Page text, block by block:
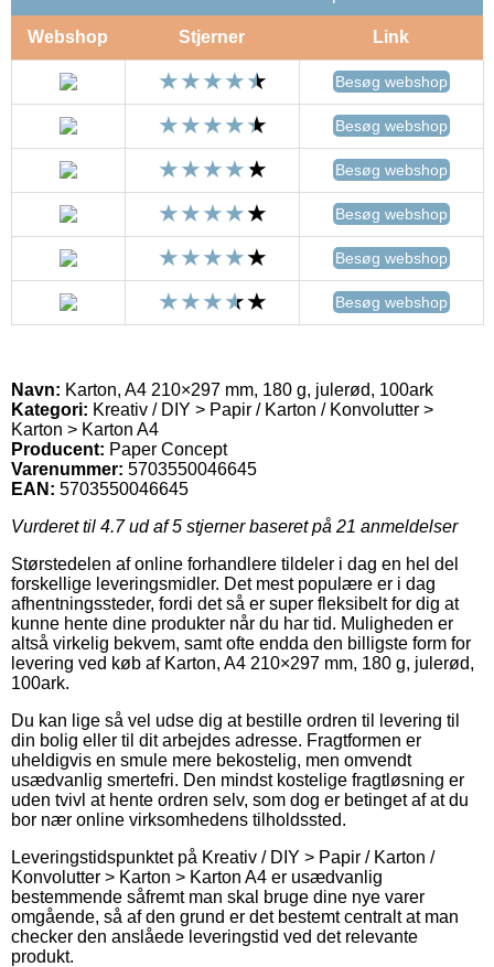
Webshop Stjerner Link
Besøg webshop
Besøg webshop
Besøg webshop
Besøg webshop
Besøg webshop
Besøg webshop
Navn: Karton, A4 210×297 mm, 180 g, julerød, 100ark
Kategori: Kreativ / DIY > Papir / Karton / Konvolutter >
Karton > Karton A4
Producent: Paper Concept
Varenummer: 5703550046645
EAN: 5703550046645
Vurderet til 4.7ud af 5 stjerner baseret på 21 anmeldelser
Størstedelen af online forhandlere tildeler i dag en hel del
forskellige leveringsmidler. Det mest populære er i dag
afhentningssteder, fordi det så er super fleksibelt for dig at
kunne hente dine produkter når du har tid. Muligheden er
altså virkelig bekvem, samt ofte endda den billigste form for
levering ved køb af Karton, A4 210×297 mm, 180 g, julerød,
100ark.
Du kan lige så vel udse dig at bestille ordren til levering til
din bolig eller til dit arbejdes adresse. Fragtformen er
uheldigvis en smule mere bekostelig, men omvendt
usædvanlig smertefri. Den mindst kostelige fragtløsning er
uden tvivl at hente ordren selv, som dog er betinget af at du
bor nær online virksomhedens tilholdssted.
Leveringstidspunktet på Kreativ / DIY > Papir / Karton /
Konvolutter > Karton > Karton A4 er usædvanlig
bestemmende såfremt man skal bruge dine nye varer
omgående, så af den grund er det bestemt centralt at man
checker den anslåede leveringstid ved det relevante
produkt.